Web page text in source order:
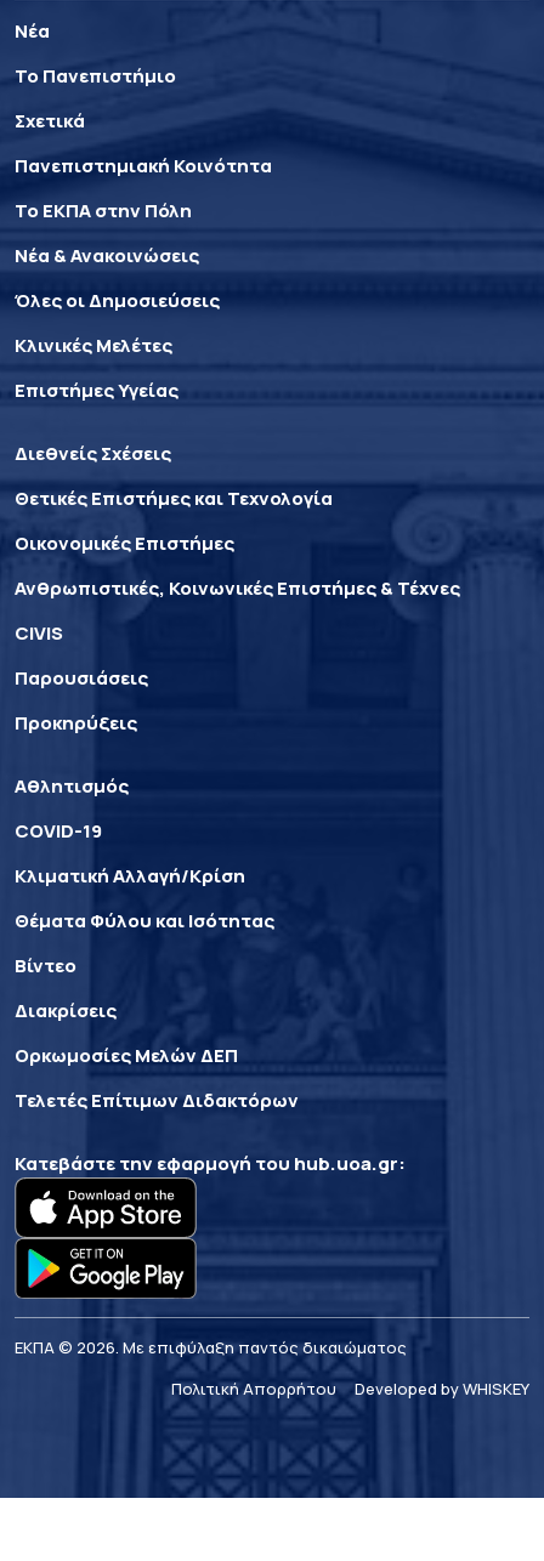
Νέα
Το Πανεπιστήμιο
Σχετικά
Πανεπιστημιακή Κοινότητα
Το ΕΚΠΑ στην Πόλη
Νέα & Ανακοινώσεις
Όλες οι Δημοσιεύσεις
Κλινικές Μελέτες
Επιστήμες Υγείας
Διεθνείς Σχέσεις
Θετικές Επιστήμες και Τεχνολογία
Οικονομικές Επιστήμες
Ανθρωπιστικές, Κοινωνικές Επιστήμες & Τέχνες
CIVIS
Παρουσιάσεις
Προκηρύξεις
Αθλητισμός
COVID-19
Κλιματική Αλλαγή/Κρίση
Θέματα Φύλου και Ισότητας
Βίντεο
Διακρίσεις
Ορκωμοσίες Μελών ΔΕΠ
Τελετές Επίτιμων Διδακτόρων
Κατεβάστε την εφαρμογή του hub.uoa.gr:
ΕΚΠΑ © 2026. Με επιφύλαξη παντός δικαιώματος
Πολιτική Απορρήτου
Developed by WHISKEY